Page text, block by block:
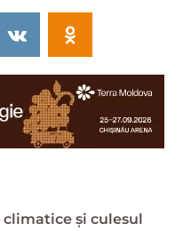
climatice și culesul